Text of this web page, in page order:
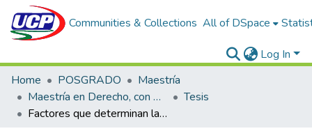
Communities & Collections All of DSpace
Log In
Home
POSGRADO
Maestría
Maestría en Derecho, con mención en Derecho Constitucional y Derechos Humanos
Tesis
Factores que determinan la vulneración del derecho al nombre en el caso Jhojana Rudas Guedes 02970-2019-PHC/TC